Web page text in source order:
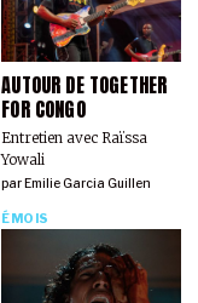
AUTOUR DE TOGETHER
FOR CONGO
Entretien avec Raïssa
Yowali
par Emilie Garcia Guillen
ÉMOIS